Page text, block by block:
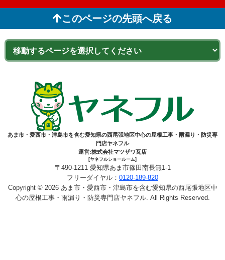
このページの先頭へ戻る
あま市・愛西市・津島市を含む愛知県の西尾張地区中心の屋根工事・雨漏り・防災専
門店ヤネフル
運営:株式会社マツザワ瓦店
[ヤネフルショールーム]
〒490-1211 愛知県あま市篠田南長無1-1
フリーダイヤル： 0120-189-820
Copyright © 2026 あま市・愛西市・津島市を含む愛知県の西尾張地区中
心の屋根工事・雨漏り・防災専門店ヤネフル. All Rights Reserved.